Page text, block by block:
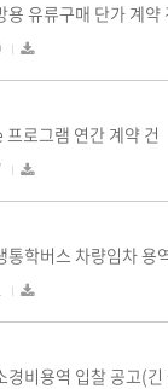
유류구매 단가 계약
로그램 연간 계약 건
통학버스 차량임차 용
경비용역 입찰 공고(긴